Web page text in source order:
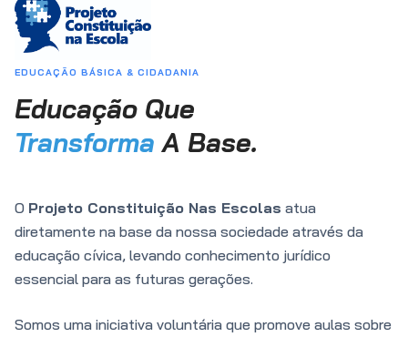
EDUCAÇÃO BÁSICA & CIDADANIA
Educação Que
Transforma A Base.
O Projeto Constituição Nas Escolas atua
diretamente na base da nossa sociedade através da
educação cívica, levando conhecimento jurídico
essencial para as futuras gerações.
Somos uma iniciativa voluntária que promove aulas sobre